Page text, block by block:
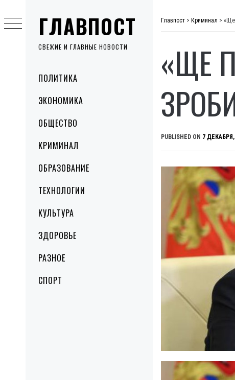
ГЛАВПОСТ
СВЕЖИЕ И ГЛАВНЫЕ НОВОСТИ
MenuПОЛИТИКА
ЭКОНОМИКА
ОБЩЕСТВО
КРИМИНАЛ
ОБРАЗОВАНИЕ
ТЕХНОЛОГИИ
КУЛЬТУРА
ЗДОРОВЬЕ
РАЗНОЕ
СПОРТ
to
content
Главпост > Криминал > «Ще
«ЩЕ
PUBLISHED ON 7 ДЕКАБРЯ,